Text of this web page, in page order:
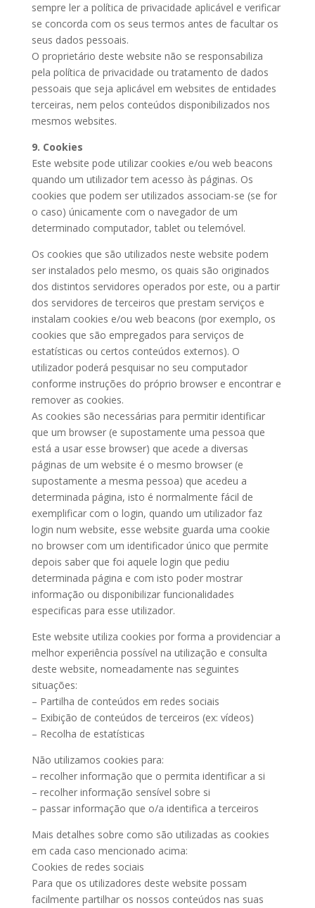
sempre ler a política de privacidade aplicável e verificar
se concorda com os seus termos antes de facultar os
seus dados pessoais.
O proprietário deste website não se responsabiliza
pela política de privacidade ou tratamento de dados
pessoais que seja aplicável em websites de entidades
terceiras, nem pelos conteúdos disponibilizados nos
mesmos websites.
9. Cookies
Este website pode utilizar cookies e/ou web beacons
quando um utilizador tem acesso às páginas. Os
cookies que podem ser utilizados associam-se (se for
o caso) únicamente com o navegador de um
determinado computador, tablet ou telemóvel.
Os cookies que são utilizados neste website podem
ser instalados pelo mesmo, os quais são originados
dos distintos servidores operados por este, ou a partir
dos servidores de terceiros que prestam serviços e
instalam cookies e/ou web beacons (por exemplo, os
cookies que são empregados para serviços de
estatísticas ou certos conteúdos externos). O
utilizador poderá pesquisar no seu computador
conforme instruções do próprio browser e encontrar e
remover as cookies.
As cookies são necessárias para permitir identificar
que um browser (e supostamente uma pessoa que
está a usar esse browser) que acede a diversas
páginas de um website é o mesmo browser (e
supostamente a mesma pessoa) que acedeu a
determinada página, isto é normalmente fácil de
exemplificar com o login, quando um utilizador faz
login num website, esse website guarda uma cookie
no browser com um identificador único que permite
depois saber que foi aquele login que pediu
determinada página e com isto poder mostrar
informação ou disponibilizar funcionalidades
especificas para esse utilizador.
Este website utiliza cookies por forma a providenciar a
melhor experiência possível na utilização e consulta
deste website, nomeadamente nas seguintes
situações:
– Partilha de conteúdos em redes sociais
– Exibição de conteúdos de terceiros (ex: vídeos)
– Recolha de estatísticas
Não utilizamos cookies para:
– recolher informação que o permita identificar a si
– recolher informação sensível sobre si
– passar informação que o/a identifica a terceiros
Mais detalhes sobre como são utilizadas as cookies
em cada caso mencionado acima:
Cookies de redes sociais
Para que os utilizadores deste website possam
facilmente partilhar os nossos conteúdos nas suas